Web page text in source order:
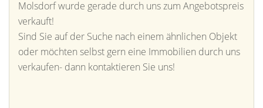
Molsdorf wurde gerade durch uns zum Angebotspreis
verkauft!
Sind Sie auf der Suche nach einem ähnlichen Objekt
oder möchten selbst gern eine Immobilien durch uns
verkaufen- dann kontaktieren Sie uns!